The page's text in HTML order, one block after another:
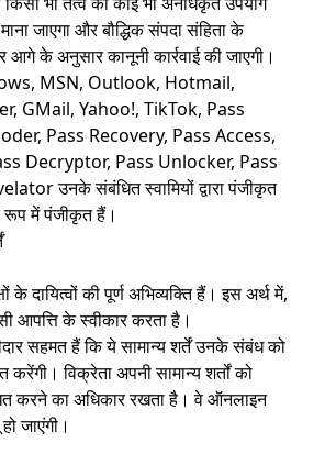
जाएगा और बौद्धिक संपदा संहिता के
के अनुसार कानूनी कार्रवाई की जाएगी।
MSN, Outlook, Hotmail,
GMail, Yahoo!, TikTok, Pass
Pass Recovery, Pass Access,
Decryptor, Pass Unlocker, Pass
उनके संबंधित स्वामियों द्वारा पंजीकृत
में पंजीकृत हैं।
के दायित्वों की पूर्ण अभिव्यक्ति हैं। इस अर्थ में,
आपत्ति के स्वीकार करता है।
सहमत हैं कि ये सामान्य शर्तें उनके संबंध को
विक्रेता अपनी सामान्य शर्तों को
करने का अधिकार रखता है। वे ऑनलाइन
जाएंगी।